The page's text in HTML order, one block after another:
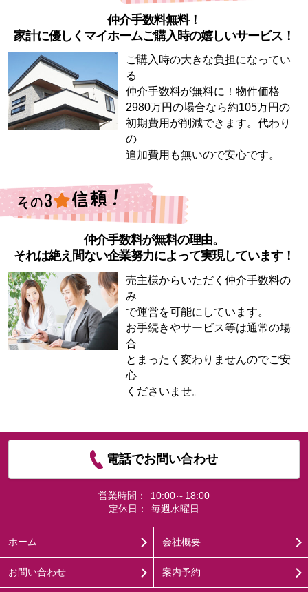
仲介手数料無料！
家計に優しくマイホームご購入時の嬉しいサービス！
ご購入時の大きな負担になってい
る
仲介手数料が無料に！物件価格
2980万円の場合なら約105万円の
初期費用が削減できます。代わり
の
追加費用も無いので安心です。
仲介手数料が無料の理由。
それは絶え間ない企業努力によって実現しています！
売主様からいただく仲介手数料の
み
で運営を可能にしています。
お手続きやサービス等は通常の場
合
とまったく変わりませんのでご安
心
くださいませ。
電話でお問い合わせ
営業時間：
10:00～18:00
定休日：
毎週水曜日
ホーム 会社概要
お問い合わせ 案内予約